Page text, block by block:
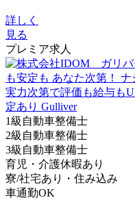
詳しく
見る
プレミア求人
1級自動車整備士
2級自動車整備士
3級自動車整備士
育児・介護休暇あり
寮/社宅あり・住み込み
車通勤OK